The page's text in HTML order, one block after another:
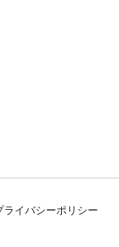
ライバシーポリシー